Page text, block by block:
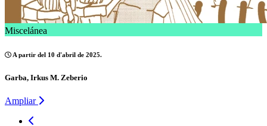
Miscelánea
A partir del 10 d'abril de 2025.
Garba, Irkus M. Zeberio
Ampliar